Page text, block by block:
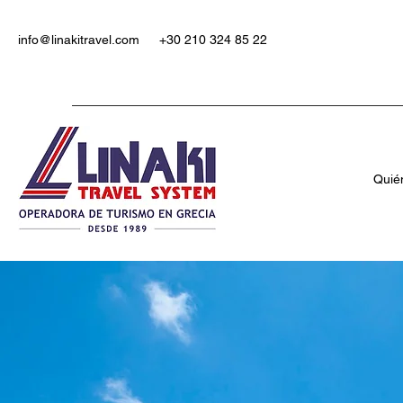
info@linakitravel.com +30 210 324 85 22